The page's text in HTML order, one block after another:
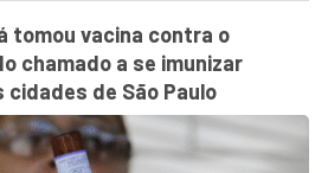
tomou vacina contra o
chamado a se imunizar
de São Paulo